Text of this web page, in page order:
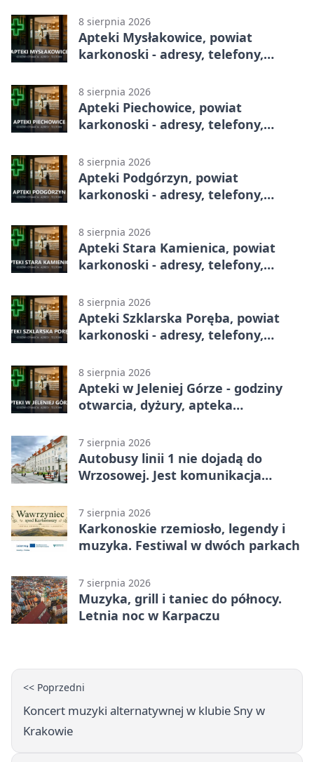
8 sierpnia 2026
Apteki Mysłakowice, powiat
karkonoski - adresy, telefony,
8 sierpnia 2026
Apteki Piechowice, powiat
karkonoski - adresy, telefony,
8 sierpnia 2026
Apteki Podgórzyn, powiat
karkonoski - adresy, telefony,
8 sierpnia 2026
Apteki Stara Kamienica, powiat
karkonoski - adresy, telefony,
8 sierpnia 2026
Apteki Szklarska Poręba, powiat
karkonoski - adresy, telefony,
8 sierpnia 2026
Apteki w Jeleniej Górze - godziny
otwarcia, dyżury, apteka
7 sierpnia 2026
Autobusy linii 1 nie dojadą do
Wrzosowej. Jest komunikacja
7 sierpnia 2026
Karkonoskie rzemiosło, legendy i
muzyka. Festiwal w dwóch parkach
7 sierpnia 2026
Muzyka, grill i taniec do północy.
Letnia noc w Karpaczu
<< Poprzedni
Koncert muzyki alternatywnej w klubie Sny w
Krakowie